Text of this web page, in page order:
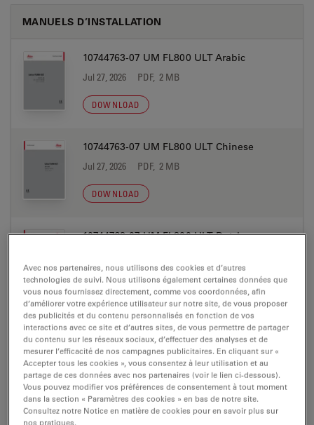
MANUELS D’INSTALLATION
10744763-07 UM FL800 ULT Arabic
Jul 27, 2026 PDF, 2 MB
DOWNLOAD
10744763-07 UM FL800 ULT Chinese
Jul 27, 2026 PDF, 2 MB
DOWNLOAD
10744763-07 UM FL800 ULT Dutch
DOWNLOAD
10744763-07 UM FL800 ULT English
Jul 27, 2026 PDF, 2 MB
DOWNLOAD
10744763-07 UM FL800 ULT Finnish
Avec nos partenaires, nous utilisons des cookies et d’autres
technologies de suivi. Nous utilisons également certaines données que
vous nous fournissez directement, comme vos coordonnées, afin
d’améliorer votre expérience utilisateur sur notre site, de vous proposer
des publicités et du contenu personnalisés en fonction de vos
interactions avec ce site et d’autres sites, de vous permettre de partager
du contenu sur les réseaux sociaux, d’effectuer des analyses et de
mesurer l’efficacité de nos campagnes publicitaires. En cliquant sur «
Accepter tous les cookies », vous consentez à leur utilisation et au
partage de ces données avec nos partenaires (voir le lien ci-dessous).
Vous pouvez modifier vos préférences de consentement à tout moment
dans la section « Paramètres des cookies » en bas de notre site.
Consultez notre Notice en matière de cookies pour en savoir plus sur
nos pratiques.